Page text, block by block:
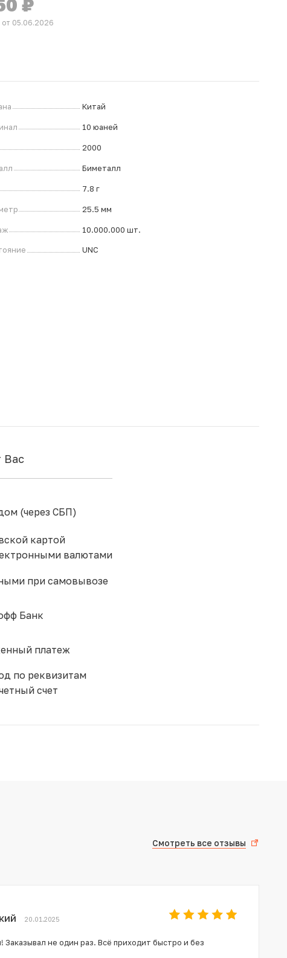
₽
от 05.06.2026
Китай
10 юаней
2000
Биметалл
7.8 г
25.5 мм
10.000.000 шт.
UNC
Вас
(через СБП)
картой
валютами
при самовывозе
Банк
платеж
по реквизитам
счет
Смотреть все отзывы
20.01.2025
Заказывал не один раз. Всё приходит быстро и без